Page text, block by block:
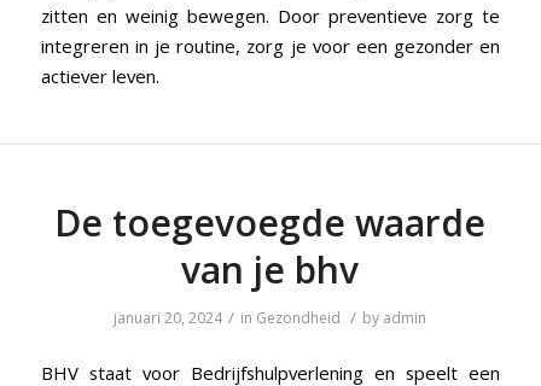
zitten en weinig bewegen. Door preventieve zorg te
integreren in je routine, zorg je voor een gezonder en
actiever leven.
De toegevoegde waarde
van je bhv
januari 20, 2024 / in Gezondheid / by admin
BHV staat voor Bedrijfshulpverlening en speelt een